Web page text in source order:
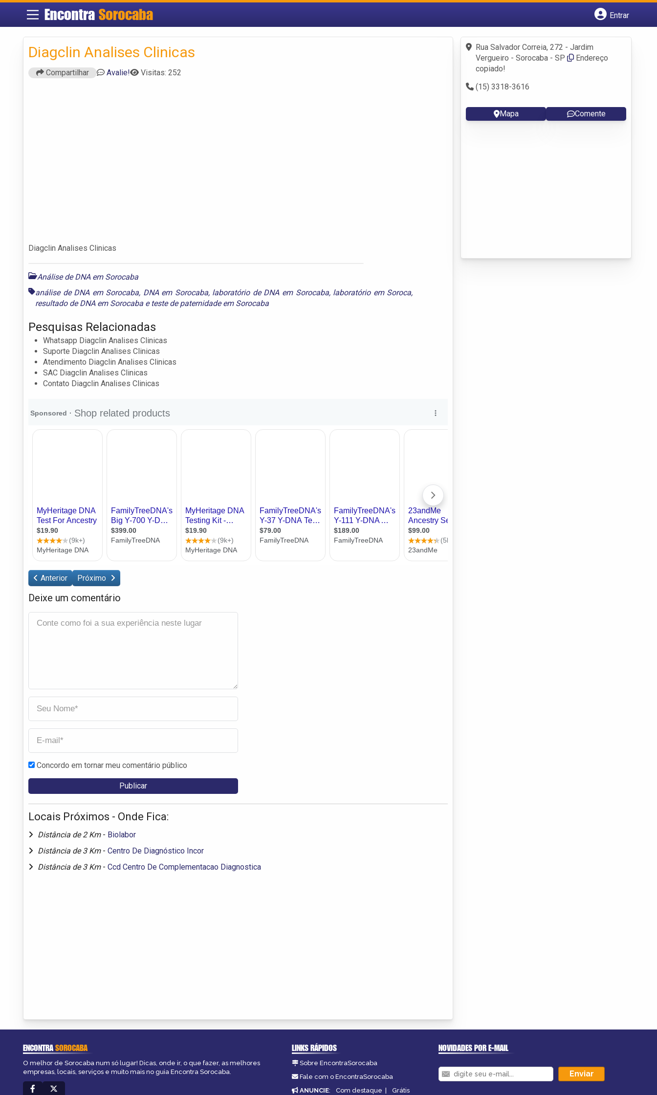
Encontra Sorocaba
Entrar
Fazer login
Criar conta
Diagclin Analises Clinicas
Compartilhar Avalie! Visitas: 252
Diagclin Analises Clinicas
Análise de DNA em Sorocaba
análise de DNA em Sorocaba, DNA em Sorocaba, laboratório de DNA em Sorocaba, laboratório em Soroca,
resultado de DNA em Sorocaba e teste de paternidade em Sorocaba
Pesquisas Relacionadas
Whatsapp Diagclin Analises Clinicas
Suporte Diagclin Analises Clinicas
Atendimento Diagclin Analises Clinicas
SAC Diagclin Analises Clinicas
Contato Diagclin Analises Clinicas
Anterior Próximo
Deixe um comentário
Concordo em tornar meu comentário público
Locais Próximos - Onde Fica:
Distância de 2 Km - Biolabor
Distância de 3 Km - Centro De Diagnóstico Incor
Distância de 3 Km - Ccd Centro De Complementacao Diagnostica
Rua Salvador Correia, 272 - Jardim
Vergueiro - Sorocaba - SP
Endereço
copiado!
(15) 3318-3616
Mapa Comente
ENCONTRASOROCABA
O melhor de Sorocaba num só lugar! Dicas, onde ir, o que fazer, as melhores
empresas, locais, serviços e muito mais no guia Encontra Sorocaba.
LINKS RÁPIDOS
Sobre EncontraSorocaba
Fale com o EncontraSorocaba
ANUNCIE: Com destaque | Grátis
NOVIDADES POR E-MAIL